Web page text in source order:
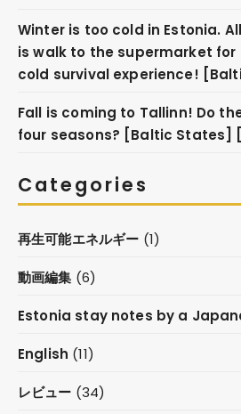
Winter is too cold in Estonia.
is walk to the supermarket for
cold survival experience!
Fall is coming to Tallinn! Do
four seasons? [Baltic States]
Categories
再生可能エネルギー (1)
動画編集 (6)
Estonia stay notes by a
English (11)
レビュー (34)